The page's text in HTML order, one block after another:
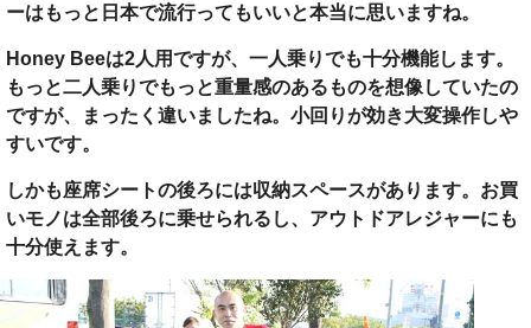
ーはもっと日本で流行ってもいいと本当に思いますね。
Honey Beeは2人用ですが、一人乗りでも十分機能します。
もっと二人乗りでもっと重量感のあるものを想像していたの
ですが、まったく違いましたね。小回りが効き大変操作しや
すいです。
しかも座席シートの後ろには収納スペースがあります。お買
いモノは全部後ろに乗せられるし、アウトドアレジャーにも
十分使えます。